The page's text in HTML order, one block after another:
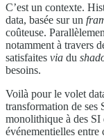
C’est un contexte.
data, basée sur un
coûteuse.
notamment à travers
satisfaites via du
besoins.
Voilà pour le volet
transformation de ses
monolithique à des SI
événementielles entre